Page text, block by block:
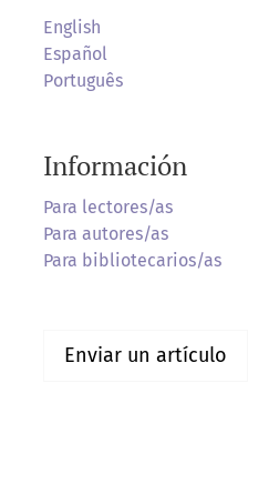
English
Español
Português
Información
Para lectores/as
Para autores/as
Para bibliotecarios/as
Enviar un artículo